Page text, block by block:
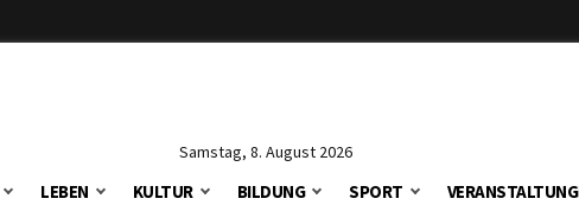
Samstag, 8. August 2026
LEBEN KULTUR BILDUNG SPORT